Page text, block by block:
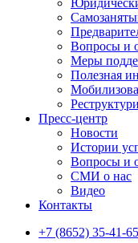
Вопросы и
Меры
Полезная
Пресс-центр
Новости
Истории
Вопросы и
СМИ о нас
Видео
Контакты
+7 (8652) 35-41-65